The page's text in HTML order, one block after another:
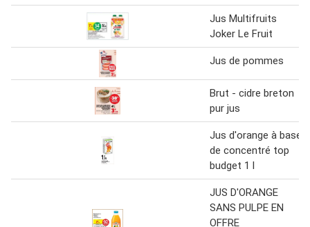
Jus Multifruits
Joker Le Fruit
Jus de pommes
Brut - cidre breton
pur jus
Jus d'orange à base
de concentré top
budget 1 l
JUS D'ORANGE
SANS PULPE EN
OFFRE